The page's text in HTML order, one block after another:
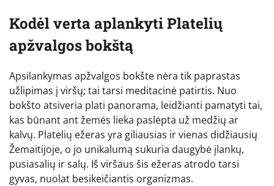
Kodėl verta aplankyti Platelių
apžvalgos bokštą
Apsilankymas apžvalgos bokšte nėra tik paprastas
užlipimas į viršų; tai tarsi meditacinė patirtis. Nuo
bokšto atsiveria plati panorama, leidžianti pamatyti tai,
kas būnant ant žemės lieka paslėpta už medžių ar
kalvų. Platelių ežeras yra giliausias ir vienas didžiausių
Žemaitijoje, o jo unikalumą sukuria daugybė įlankų,
pusiasalių ir salų. Iš viršaus šis ežeras atrodo tarsi
gyvas, nuolat besikeičiantis organizmas.